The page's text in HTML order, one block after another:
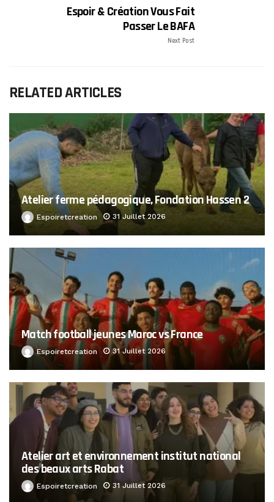
Espoir & Création Vous Fait
Passer Le BAFA
Next Post
RELATED ARTICLES
Atelier ferme pédagogique, Fondation Hassen 2
Espoiretcreation 31 Juillet 2026
Match football jeunes Maroc vs France
Espoiretcreation 31 Juillet 2026
Atelier art et environnement institut national
des beaux arts Rabat
Espoiretcreation 31 Juillet 2026